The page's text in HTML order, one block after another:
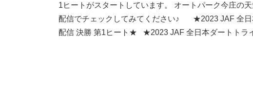
1ヒートがスタートしています。 オートパーク今庄の
配信でチェックしてみてください♪ ★2023 JAF 全日
配信 決勝 第1ヒート★ ★2023 JAF 全日本ダートトラ